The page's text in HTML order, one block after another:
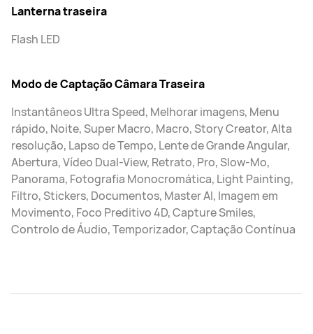
Lanterna traseira
Flash LED
Modo de Captação Câmara Traseira
Instantâneos Ultra Speed, Melhorar imagens, Menu
rápido, Noite, Super Macro, Macro, Story Creator, Alta
resolução, Lapso de Tempo, Lente de Grande Angular,
Abertura, Vídeo Dual-View, Retrato, Pro, Slow-Mo,
Panorama, Fotografia Monocromática, Light Painting,
Filtro, Stickers, Documentos, Master AI, Imagem em
Movimento, Foco Preditivo 4D, Capture Smiles,
Controlo de Áudio, Temporizador, Captação Contínua